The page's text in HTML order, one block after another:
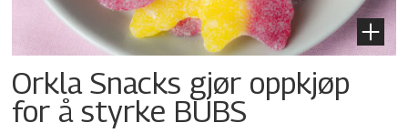
Orkla Snacks gjør oppkjøp
for å styrke BUBS